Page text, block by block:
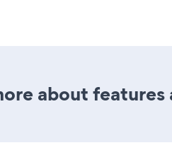
about